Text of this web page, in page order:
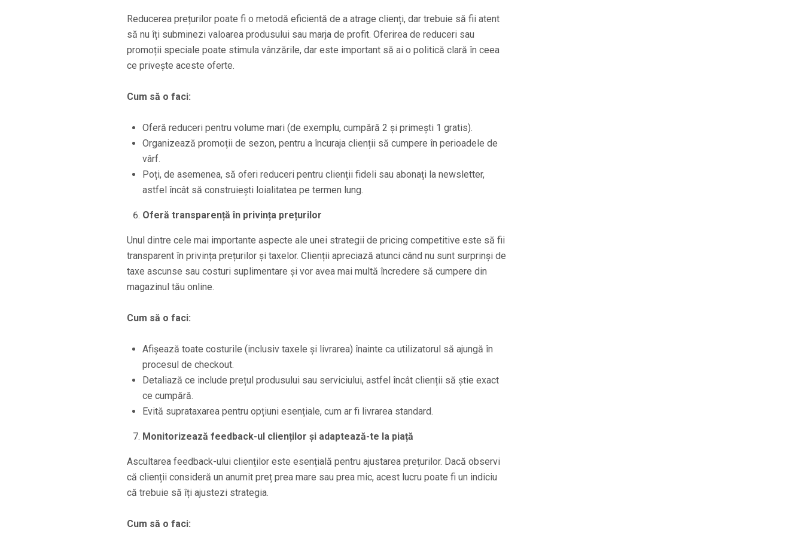
Reducerea prețurilor poate fi o metodă eficientă de a atrage clienți, dar trebuie să fii atent
să nu îți subminezi valoarea produsului sau marja de profit. Oferirea de reduceri sau
promoții speciale poate stimula vânzările, dar este important să ai o politică clară în ceea
ce privește aceste oferte.
Cum să o faci:
Oferă reduceri pentru volume mari (de exemplu, cumpără 2 și primești 1 gratis).
Organizează promoții de sezon, pentru a încuraja clienții să cumpere în perioadele de
vârf.
Poți, de asemenea, să oferi reduceri pentru clienții fideli sau abonați la newsletter,
astfel încât să construiești loialitatea pe termen lung.
Oferă transparență în privința prețurilor
Unul dintre cele mai importante aspecte ale unei strategii de pricing competitive este să fii
transparent în privința prețurilor și taxelor. Clienții apreciază atunci când nu sunt surprinși de
taxe ascunse sau costuri suplimentare și vor avea mai multă încredere să cumpere din
magazinul tău online.
Cum să o faci:
Afișează toate costurile (inclusiv taxele și livrarea) înainte ca utilizatorul să ajungă în
procesul de checkout.
Detaliază ce include prețul produsului sau serviciului, astfel încât clienții să știe exact
ce cumpără.
Evită suprataxarea pentru opțiuni esențiale, cum ar fi livrarea standard.
Monitorizează feedback-ul clienților și adaptează-te la piață
Ascultarea feedback-ului clienților este esențială pentru ajustarea prețurilor. Dacă observi
că clienții consideră un anumit preț prea mare sau prea mic, acest lucru poate fi un indiciu
că trebuie să îți ajustezi strategia.
Cum să o faci: